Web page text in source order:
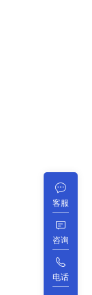
客服
咨询
电话